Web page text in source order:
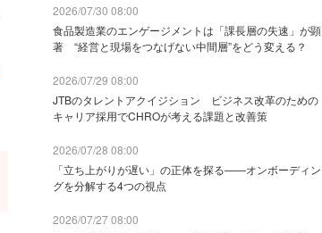
2026/07/30 08:00
食品製造業のエンゲージメントは「課長層の失速」が顕
著 “経営と現場をつなげない中間層”をどう変える？
2026/07/29 08:00
JTBのタレントアクイジション ビジネス改革のための
キャリア採用でCHROが考える課題と改善策
2026/07/28 08:00
「立ち上がりが遅い」の正体を探る——オンボーディン
グを分解する4つの視点
2026/07/27 08:00